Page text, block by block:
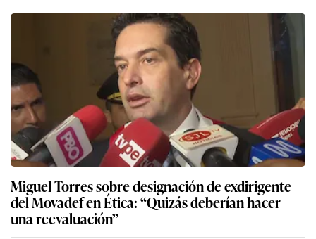
Miguel Torres sobre designación de exdirigente
del Movadef en Ética: “Quizás deberían hacer
una reevaluación”